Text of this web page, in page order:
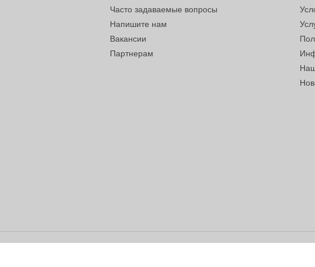
Часто задаваемые вопросы
Напишите нам
Вакансии
Партнерам